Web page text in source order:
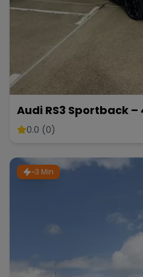
Audi RS3 Sportback –
Kompaktsportler
0.0 (0)
~3 Min